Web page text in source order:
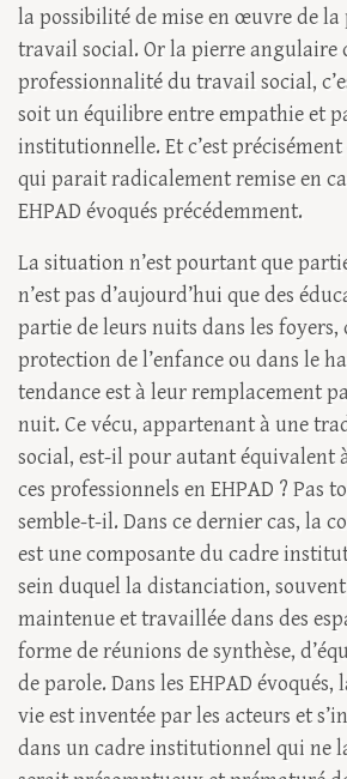
la possibilité de mise en œuvre de
travail social. Or la pierre angulaire
professionnalité du travail social,
soit un équilibre entre empathie et
institutionnelle. Et c’est
qui parait radicalement remise en
EHPAD évoqués précédemment.
La situation n’est pourtant que
n’est pas d’aujourd’hui que des
partie de leurs nuits dans les foyers,
protection de l’enfance ou dans le
tendance est à leur remplacement
nuit. Ce vécu, appartenant à une
social, est-il pour autant équivalent
ces professionnels en EHPAD ? Pas
semble-t-il. Dans ce dernier cas, la
est une composante du cadre
sein duquel la distanciation,
maintenue et travaillée dans des
forme de réunions de synthèse,
de parole. Dans les EHPAD
vie est inventée par les acteurs et
dans un cadre institutionnel qui ne